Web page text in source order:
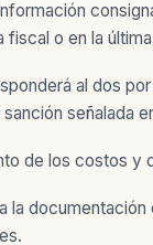
o en la
al dos
señalada
de los costos